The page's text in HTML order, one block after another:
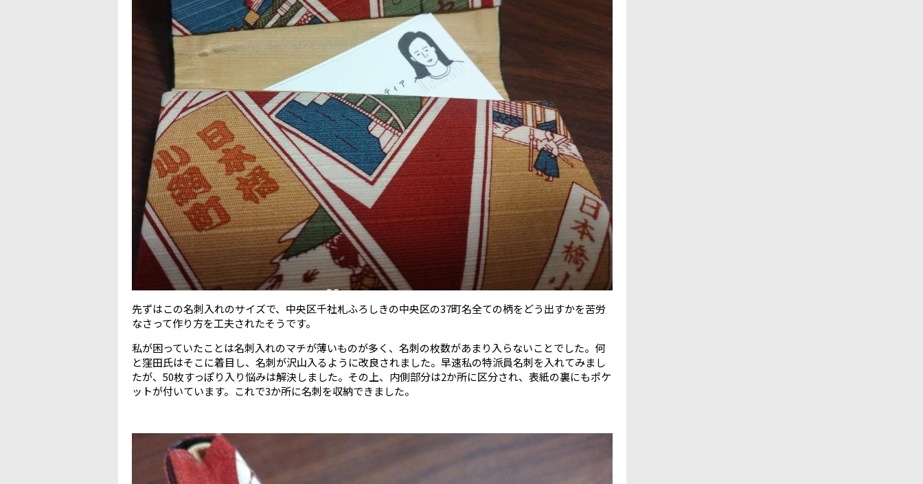
先ずはこの名刺入れのサイズで、中央区千社札ふろしきの中央区の37町名全ての柄をどう出すかを苦労
なさって作り方を工夫されたそうです。
私が困っていたことは名刺入れのマチが薄いものが多く、名刺の枚数があまり入らないことでした。何
と窪田氏はそこに着目し、名刺が沢山入るように改良されました。早速私の特派員名刺を入れてみまし
たが、50枚すっぽり入り悩みは解決しました。その上、内側部分は2か所に区分され、表紙の裏にもポケ
ットが付いています。これで3か所に名刺を収納できました。